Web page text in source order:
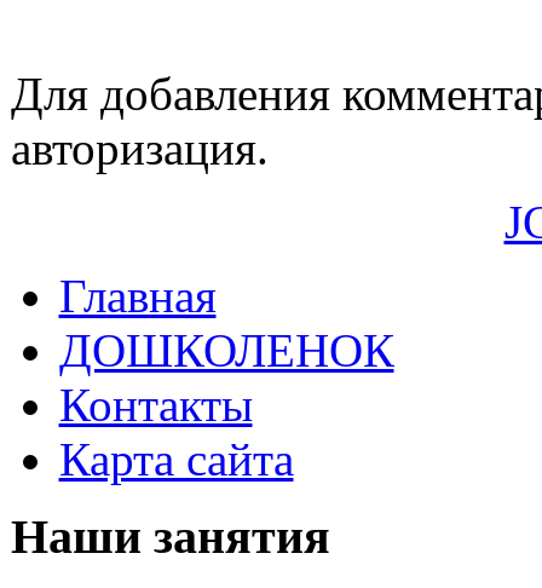
Для добавления
авторизация.
Главная
ДОШКОЛЕНОК
Контакты
Карта сайта
Наши занятия